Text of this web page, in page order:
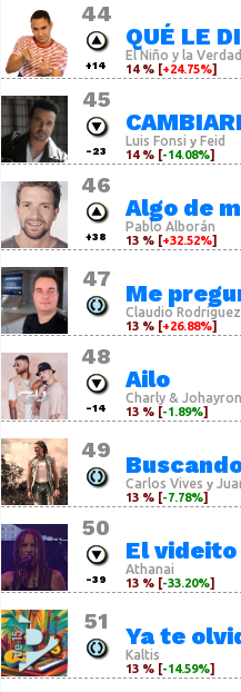
44
+14
QUÉ LE
El Niño y la Verdad
14 % [+24.75%]
45
-23
Luis Fonsi y Feid
14 % [-14.08%]
46
+38
Algo de
Pablo Alborán
13 % [+32.52%]
47
Me
Claudio Rodríguez
13 % [+26.88%]
48
-14
Ailo
Charly & Johayron
13 % [-1.89%]
49
Carlos Vives y
13 % [-7.78%]
50
-39
El videito
Athanai
13 % [-33.20%]
51
Ya te
Kaltis
13 % [-14.59%]